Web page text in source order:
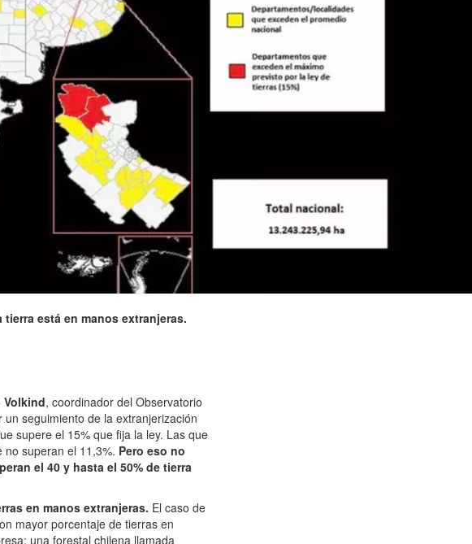
está en manos extranjeras.
Volkind, coordinador del Observatorio
seguimiento de la extranjerización
supere el 15% que fija la ley. Las que
superan el 11,3%. Pero eso no
el 40 y hasta el 50% de tierra
en manos extranjeras. El caso de
mayor porcentaje de tierras en
una forestal chilena llamada